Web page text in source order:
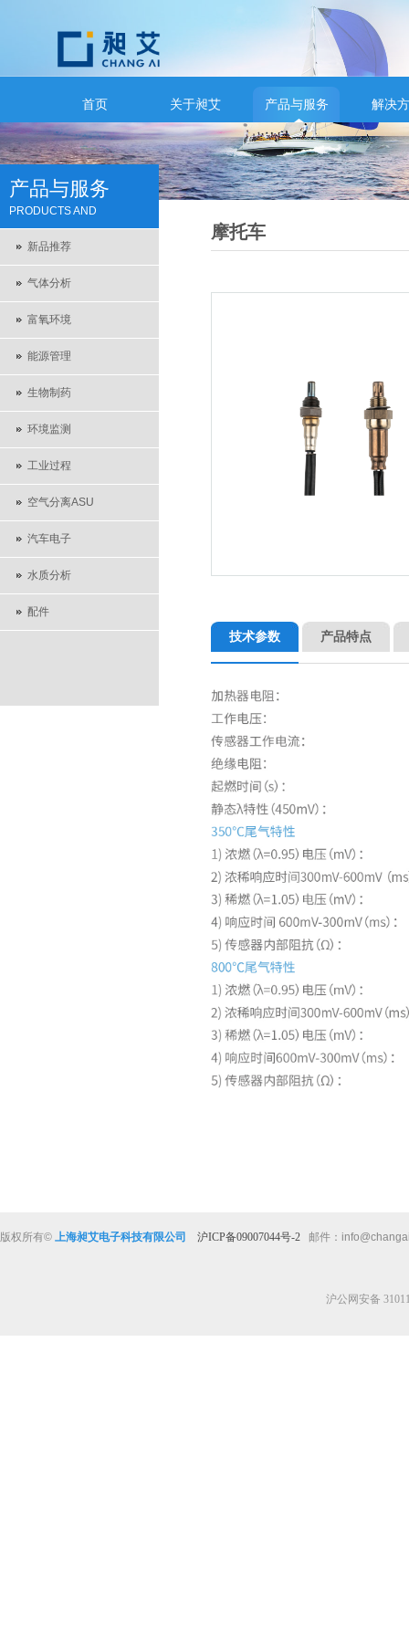
首页 关于昶艾 产品与服务 解决
产品与服务
PRODUCTS AND
SERVICES
新品推荐
气体分析
富氧环境
能源管理
生物制药
环境监测
工业过程
空气分离ASU
汽车电子
水质分析
配件
摩托车
技术参数 产品特点
版权所有© 上海昶艾电子科技有限公司 沪ICP备09007044号-2 邮件：
沪公网安备